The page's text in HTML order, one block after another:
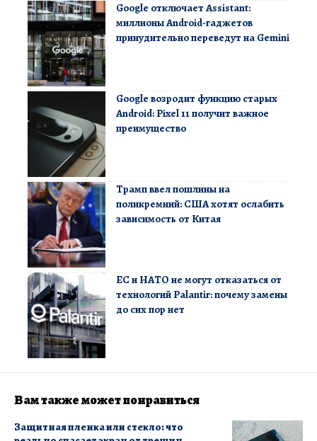
Google отключает Assistant:
миллионы Android-гаджетов
принудительно переведут на Gemini
Google возродит функцию старых
Android: Pixel 11 получит важное
преимущество
Трамп ввел пошлины на
поликремний: США хотят ослабить
зависимость от Китая
ЕС и НАТО не могут отказаться от
технологий Palantir: почему замены
до сих пор нет
Вам также может понравиться
Защитная пленка или стекло: что